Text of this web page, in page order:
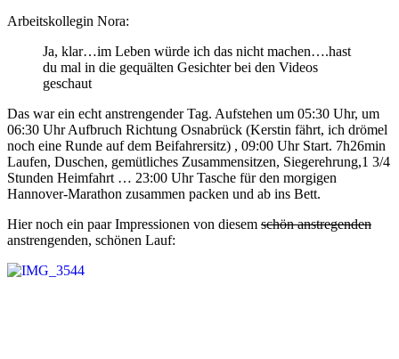
Arbeitskollegin Nora:
Ja, klar…im Leben würde ich das nicht machen….hast
du mal in die gequälten Gesichter bei den Videos
geschaut
Das war ein echt anstrengender Tag. Aufstehen um 05:30 Uhr, um
06:30 Uhr Aufbruch Richtung Osnabrück (Kerstin fährt, ich drömel
noch eine Runde auf dem Beifahrersitz) , 09:00 Uhr Start. 7h26min
Laufen, Duschen, gemütliches Zusammensitzen, Siegerehrung,1 3/4
Stunden Heimfahrt … 23:00 Uhr Tasche für den morgigen
Hannover-Marathon zusammen packen und ab ins Bett.
Hier noch ein paar Impressionen von diesem schön anstregenden
anstrengenden, schönen Lauf: